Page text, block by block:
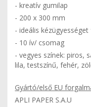
- kreatív gumilap
- 200 x 300 mm
- ideális
- 10 ív/ csomag
- vegyes színek: piros,
lila, testszínű, fehér,
Gyártó/első EU
APLI PAPER S.A.U